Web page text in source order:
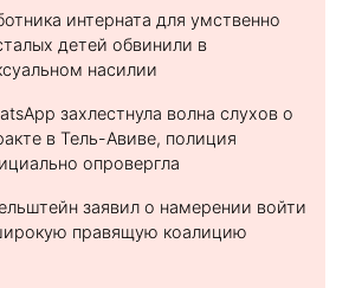
интерната для умственно
детей обвинили в
насилии
захлестнула волна слухов о
в Тель-Авиве, полиция
опровергла
заявил о намерении войти
правящую коалицию